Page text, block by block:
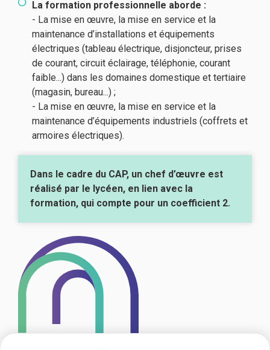
La formation professionnelle aborde :
- La mise en œuvre, la mise en service et la
maintenance d’installations et équipements
électriques (tableau électrique, disjoncteur, prises
de courant, circuit éclairage, téléphonie, courant
faible...) dans les domaines domestique et tertiaire
(magasin, bureau...) ;
- La mise en œuvre, la mise en service et la
maintenance d’équipements industriels (coffrets et
armoires électriques).
Dans le cadre du CAP, un chef d’œuvre est
réalisé par le lycéen, en lien avec la
formation, qui compte pour un coefficient 2.